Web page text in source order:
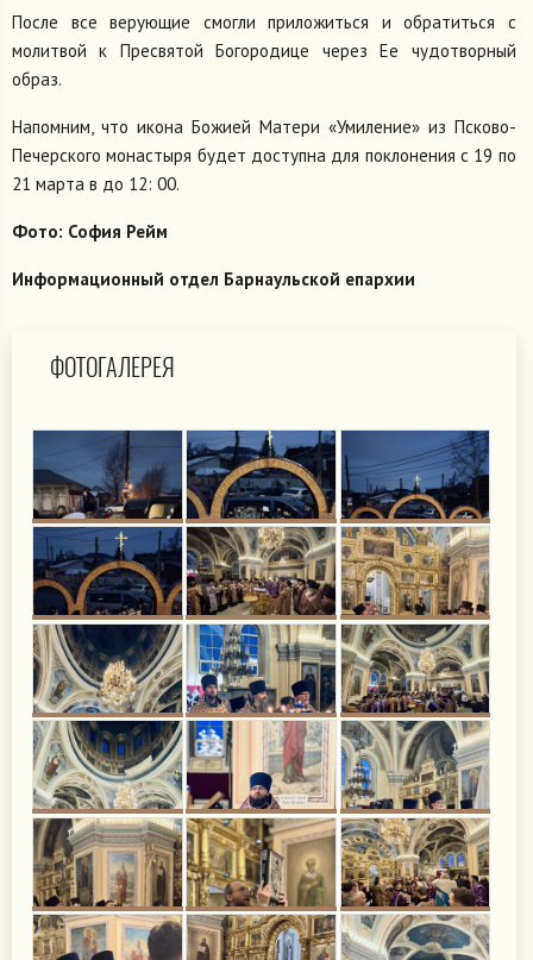
После все верующие смогли приложиться и обратиться с
молитвой к Пресвятой Богородице через Ее чудотворный
образ.
Напомним, что икона Божией Матери «Умиление» из Псково-
Печерского монастыря будет доступна для поклонения с 19 по
21 марта в до 12: 00.
Фото: София Рейм
Информационный отдел Барнаульской епархии
ФОТОГАЛЕРЕЯ